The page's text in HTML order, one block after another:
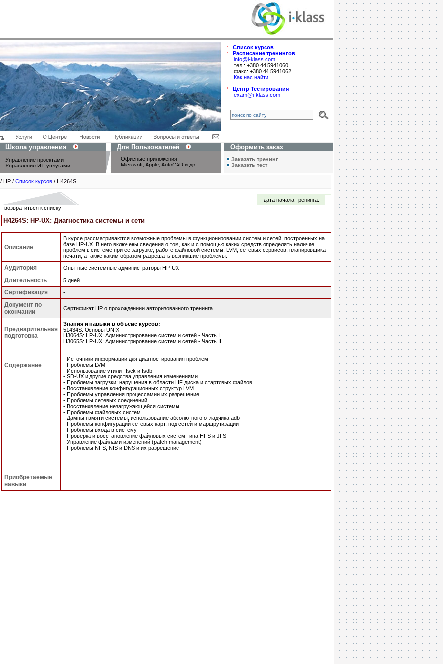
Список курсов
Расписание тренингов
info@i-klass.com
тел.: +380 44 5941060
факс: +380 44 5941062
Как нас найти
Центр Тестирования
exam@i-klass.com
Школа управления Для Пользователей Оформить заказ
Управление проектами
Управление ИТ-услугами
Офисные приложения
Microsoft, Apple, AutoCAD и др.
Заказать тренинг
Заказать тест
/ HP / Список курсов / H4264S
возвратиться к списку
дата начала тренинга: -
H4264S: HP-UX: Диагностика системы и сети
Описание
В курсе рассматриваются возможные проблемы в функционировании систем и сетей, построенных на
базе HP-UX. В него включены сведения о том, как и с помощью каких средств определять наличие
проблем в системе при ее загрузке, работе файловой системы, LVM, сетевых сервисов, планировщика
печати, а также каким образом разрешать возникшие проблемы.
Аудитория Опытные системные администраторы HP-UX
Длительность 5 дней
Сертификация -
Документ по
окончании
Cертификат HP о прохождениии авторизованного тренинга
Предварительная
подготовка
Знания и навыки в объеме курсов:
51434S: Основы UNIX
H3064S: HP-UX: Администрирование систем и сетей - Часть I
H3065S: HP-UX: Администрирование систем и сетей - Часть II
Содержание
- Источники информации для диагностирования проблем
- Проблемы LVM
- Использование утилит fsck и fsdb
- SD-UX и другие средства управления изменениями
- Проблемы загрузки: нарушения в области LIF диска и стартовых файлов
- Восстановление конфигурационных структур LVM
- Проблемы управления процессамии их разрешение
- Проблемы сетевых соединений
- Восстановление незагружающейся системы
- Проблемы файловых систем
- Дампы памяти системы, использование абсолютного отладчика adb
- Проблемы конфигураций сетевых карт, под сетей и маршрутизации
- Проблемы входа в систему
- Проверка и восстановление файловых систем типа HFS и JFS
- Управление файлами изменений (patch management)
- Проблемы NFS, NIS и DNS и их разрешение
Приобретаемые
навыки
-